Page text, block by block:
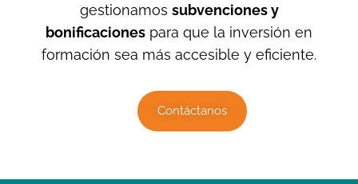
gestionamos subvenciones y
bonificaciones para que la inversión en
formación sea más accesible y eficiente.
Contáctanos